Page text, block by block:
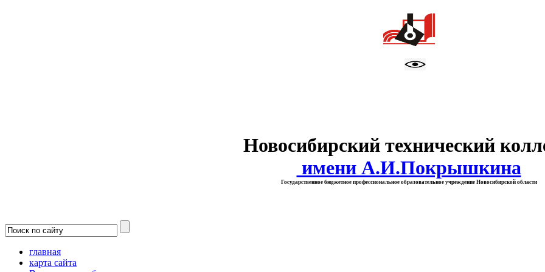
Новосибирский технический
имени А.И.Покрышкина
Государственное бюджетное профессиональное образовательное учреждение Новосибирской области
главная
карта сайта